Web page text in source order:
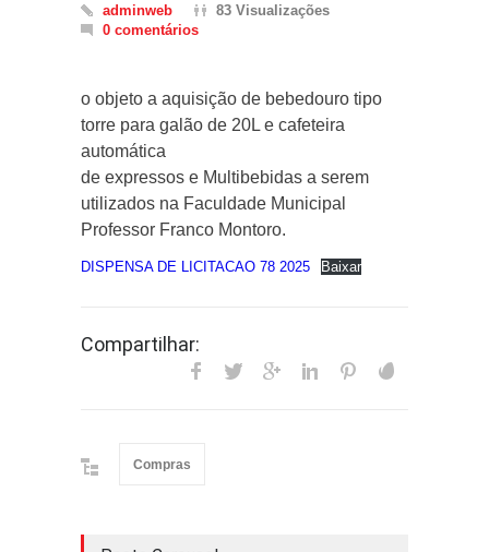
adminweb
83 Visualizações
0 comentários
o objeto a aquisição de bebedouro tipo
torre para galão de 20L e cafeteira
automática
de expressos e Multibebidas a serem
utilizados na Faculdade Municipal
Professor Franco Montoro.
DISPENSA DE LICITACAO 78 2025 Baixar
Compartilhar:
Compras